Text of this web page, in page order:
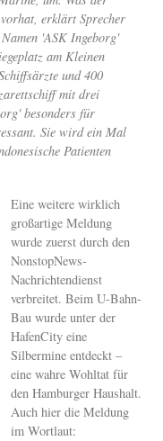
erklärt Sprecher
'ASK Ingeborg'
am Kleinen
und 400
mit drei
besonders für
Sie wird ein Mal
Patienten
Eine weitere wirklich
großartige Meldung
wurde zuerst durch den
NonstopNews-
Nachrichtendienst
verbreitet. Beim U-Bahn-
Bau wurde unter der
HafenCity eine
Silbermine entdeckt –
eine wahre Wohltat für
den Hamburger Haushalt.
Auch hier die Meldung
im Wortlaut: